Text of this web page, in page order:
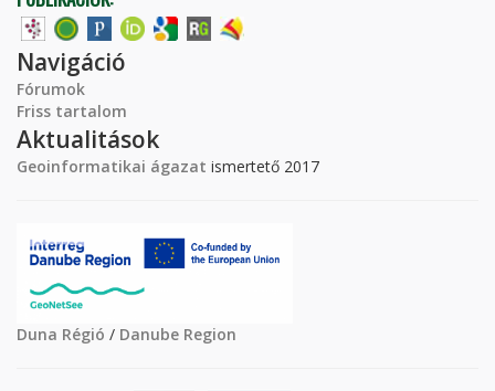
Navigáció
Fórumok
Friss tartalom
Aktualitások
Geoinformatikai ágazat ismertető 2017
Duna Régió / Danube Region